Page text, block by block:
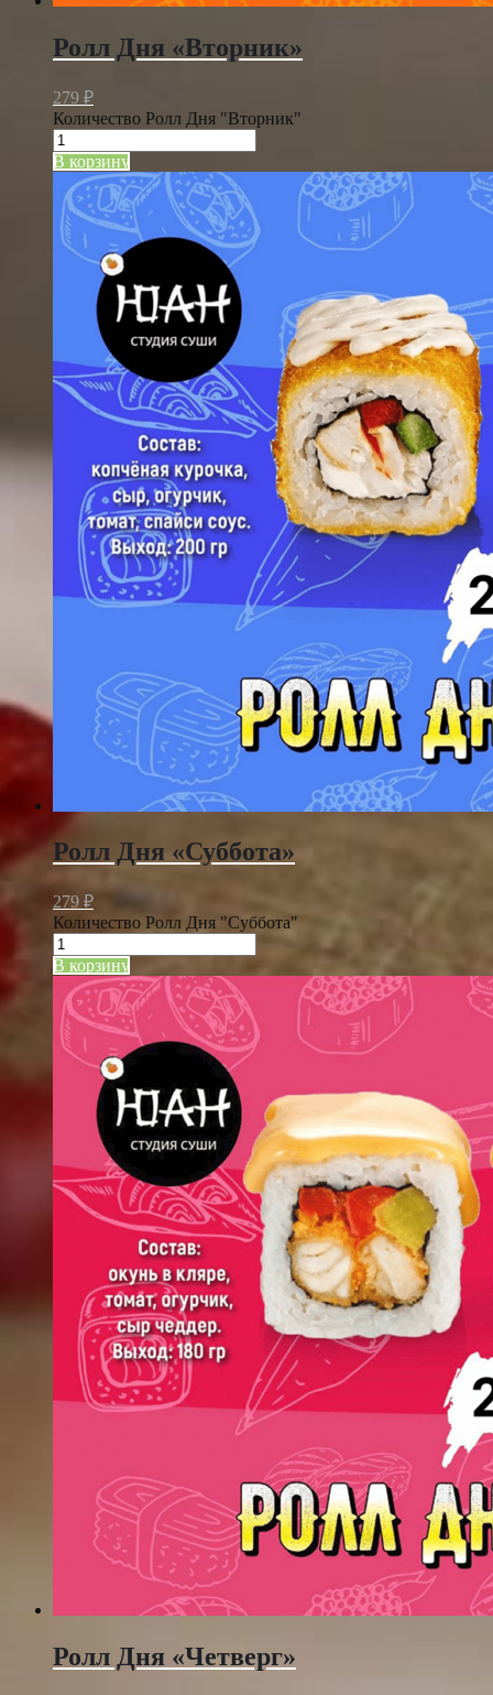
Ролл Дня «Вторник»
279 ₽
Количество Ролл Дня "Вторник"
В корзину
Ролл Дня «Суббота»
279 ₽
Количество Ролл Дня "Суббота"
В корзину
Ролл Дня «Четверг»